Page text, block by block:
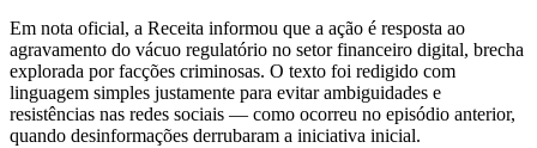
Em nota oficial, a Receita informou que a ação é resposta ao
agravamento do vácuo regulatório no setor financeiro digital, brecha
explorada por facções criminosas. O texto foi redigido com
linguagem simples justamente para evitar ambiguidades e
resistências nas redes sociais — como ocorreu no episódio anterior,
quando desinformações derrubaram a iniciativa inicial.